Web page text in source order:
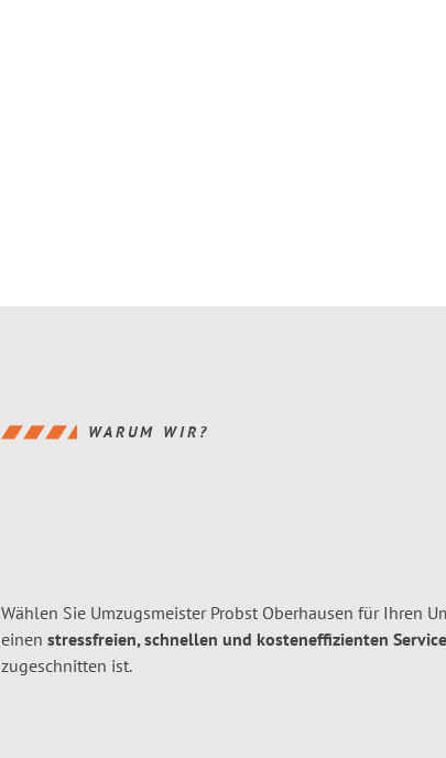
WARUM WIR?
Wählen Sie Umzugsmeister Probst Oberhausen für Ihren
einen stressfreien, schnellen und kosteneffizienten Service
zugeschnitten ist.